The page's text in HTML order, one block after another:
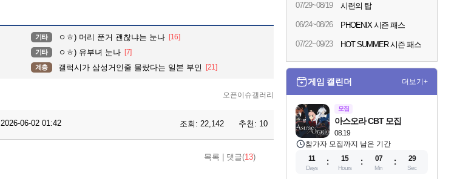
기타 ㅇㅎ) 머리 푼거 괜찮냐는 눈나 [16]
기타 ㅇㅎ) 유부녀 눈나 [7]
계층 갤럭시가 삼성거인줄 몰랐다는 일본 부인 [21]
오픈이슈갤러리
2026-06-02 01:42 조회: 22,142 추천: 10
목록 댓글(13)
07/29~08/19 시련의 탑
06/24~08/26 PHOENIX 시즌 패스
07/22~09/23 HOT SUMMER 시즌 패스
게임 캘린더 더보기+
모집
08.19
아스오라 CBT 모집
참가자 모집까지 남은 기간
11
Days
15
Hours
07
Min
27
Sec